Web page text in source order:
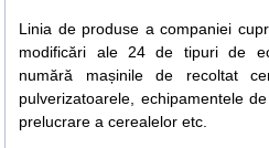
Linia de produse a companiei
modificări ale 24 de tipuri de
numără mașinile de recoltat
pulverizatoarele, echipamentele
prelucrare a cerealelor etc.